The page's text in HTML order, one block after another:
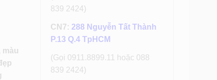
839 2424)
CN7: 288 Nguyễn Tất Thành
P.13 Q.4 TpHCM
(Gọi 0911.8899.11 hoặc 088
839 2424)